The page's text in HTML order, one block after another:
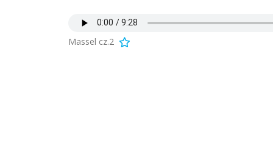
Massel cz.2